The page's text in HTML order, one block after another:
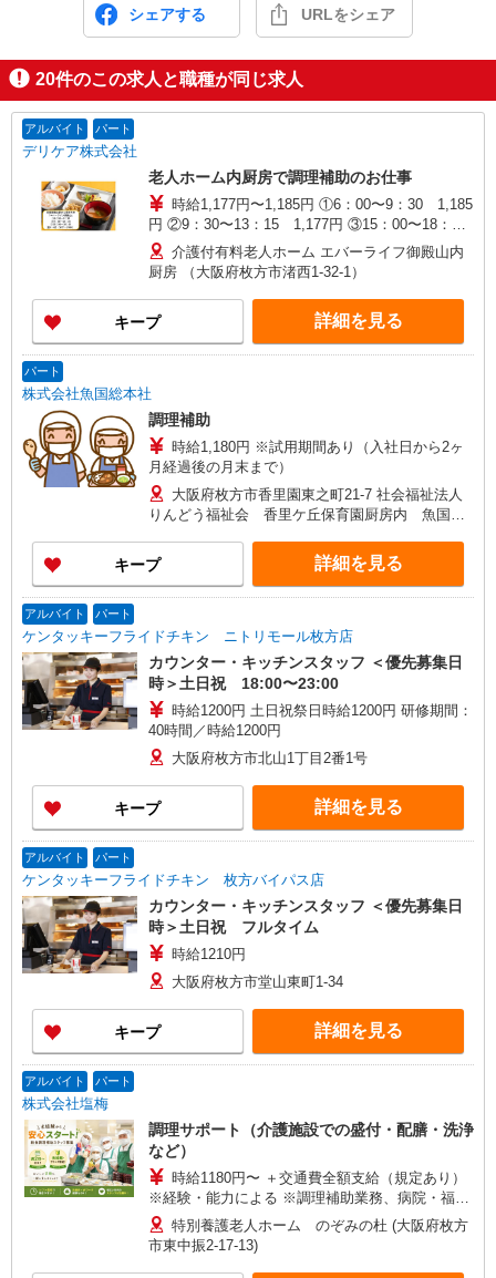
シェアする URLをシェア
20件のこの求人と職種が同じ求人
アルバイト パート
デリケア株式会社
老人ホーム内厨房で調理補助のお仕事
時給1,177円〜1,185円 ①6：00〜9：30 1,185
円 ②9：30〜13：15 1,177円 ③15：00〜18：
45 1,177円 ※研修期間1ヶ月あり、研修期間中時
給1,177円
介護付有料老人ホーム エバーライフ御殿山内
厨房 （大阪府枚方市渚西1-32-1）
キープ 詳細を見る
パート
株式会社魚国総本社
調理補助
時給1,180円 ※試用期間あり（入社日から2ヶ
月経過後の月末まで）
大阪府枚方市香里園東之町21-7 社会福祉法人
りんどう福祉会 香里ケ丘保育園厨房内 魚国総
キープ 詳細を見る
アルバイト パート
ケンタッキーフライドチキン ニトリモール枚方店
カウンター・キッチンスタッフ ＜優先募集日
時＞土日祝 18:00〜23:00
時給1200円 土日祝祭日時給1200円 研修期間：
40時間／時給1200円
大阪府枚方市北山1丁目2番1号
キープ 詳細を見る
アルバイト パート
ケンタッキーフライドチキン 枚方バイパス店
カウンター・キッチンスタッフ ＜優先募集日
時＞土日祝 フルタイム
時給1210円
大阪府枚方市堂山東町1-34
キープ 詳細を見る
アルバイト パート
株式会社塩梅
調理サポート（介護施設での盛付・配膳・洗浄
など）
時給1180円〜 ＋交通費全額支給（規定あり）
※経験・能力による ※調理補助業務、病院・福祉
施設経験者歓迎！
特別養護老人ホーム のぞみの杜 (大阪府枚方
市東中振2-17-13)